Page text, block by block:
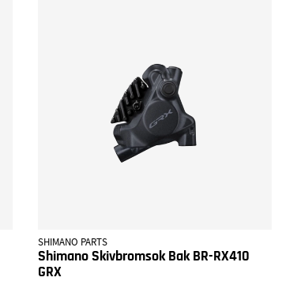
SHIMANO PARTS
Shimano Skivbromsok Bak BR-RX410
GRX